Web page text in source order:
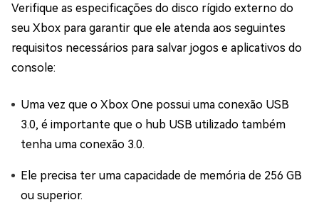
Verifique as especificações do disco rígido externo do
seu Xbox para garantir que ele atenda aos seguintes
requisitos necessários para salvar jogos e aplicativos do
console:
Uma vez que o Xbox One possui uma conexão USB
3.0, é importante que o hub USB utilizado também
tenha uma conexão 3.0.
Ele precisa ter uma capacidade de memória de 256 GB
ou superior.